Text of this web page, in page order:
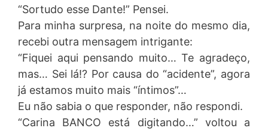
“Sortudo esse Dante!” Pensei.
Para minha surpresa, na noite do mesmo dia,
recebi outra mensagem intrigante:
“Fiquei aqui pensando muito… Te agradeço,
mas… Sei lá!? Por causa do “acidente”, agora
já estamos muito mais “íntimos”…
Eu não sabia o que responder, não respondi.
“Carina BANCO está digitando…” voltou a